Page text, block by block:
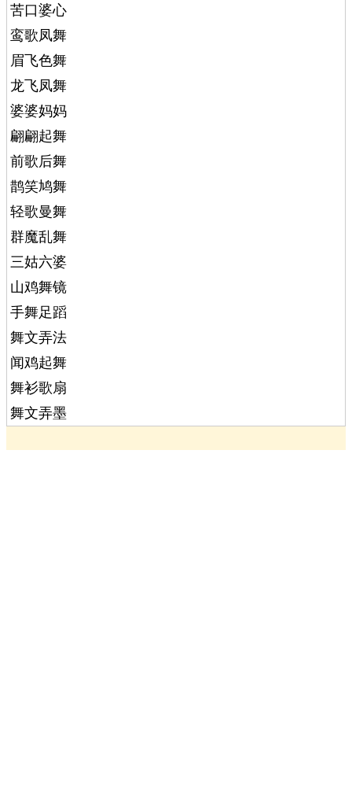
苦口婆心
鸾歌凤舞
眉飞色舞
龙飞凤舞
婆婆妈妈
翩翩起舞
前歌后舞
鹊笑鸠舞
轻歌曼舞
群魔乱舞
三姑六婆
山鸡舞镜
手舞足蹈
舞文弄法
闻鸡起舞
舞衫歌扇
舞文弄墨